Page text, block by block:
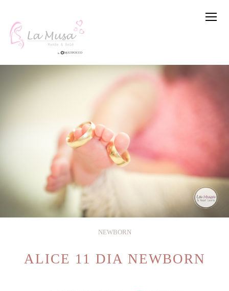
NEWBORN
ALICE 11 DIA NEWBORN